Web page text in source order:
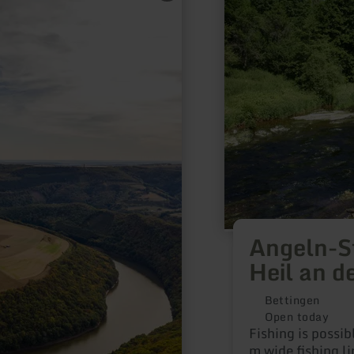
Angeln-
Heil an
Bettingen
Open today
Fishing is
about:
Angeln-
Strecke
des
SFV
Petri
Prüm